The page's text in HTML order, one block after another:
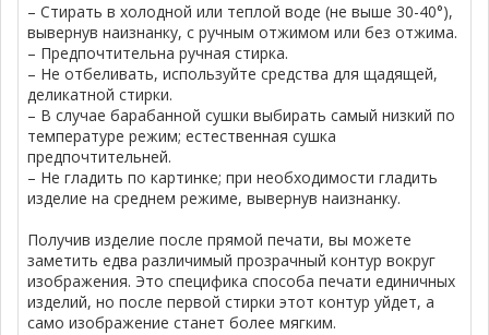
– Стирать в холодной или теплой воде (не выше 30-40°),
вывернув наизнанку, с ручным отжимом или без отжима.
– Предпочтительна ручная стирка.
– Не отбеливать, используйте средства для щадящей,
деликатной стирки.
– В случае барабанной сушки выбирать самый низкий по
температуре режим; естественная сушка
предпочтительней.
– Не гладить по картинке; при необходимости гладить
изделие на среднем режиме, вывернув наизнанку.
Получив изделие после прямой печати, вы можете
заметить едва различимый прозрачный контур вокруг
изображения. Это специфика способа печати единичных
изделий, но после первой стирки этот контур уйдет, а
само изображение станет более мягким.